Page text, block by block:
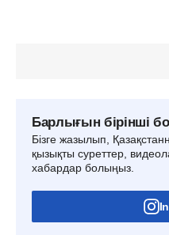
Барлығын бірінші
Бізге жазылып,
қызықты суреттер,
хабардар болыңыз.